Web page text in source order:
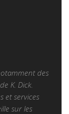
des
K. Dick.
et services
sur les